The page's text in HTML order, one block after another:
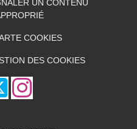
UN CONTENU
COOKIES
DES COOKIES